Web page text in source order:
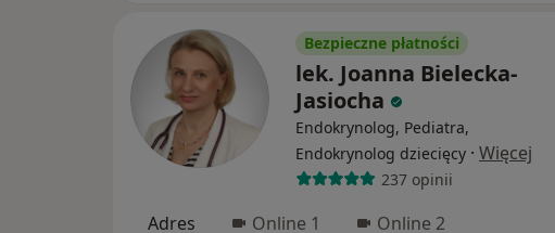
Bezpieczne płatności
lek. Joanna Bielecka-
Jasiocha
Endokrynolog, Pediatra,
Endokrynolog dziecięcy · Więcej
237 opinii
Adres Online 1 Online 2